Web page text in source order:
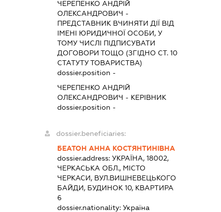
ЧЕРЕПЕНКО АНДРІЙ
ОЛЕКСАНДРОВИЧ -
ПРЕДСТАВНИК ВЧИНЯТИ ДІЇ ВІД
ІМЕНІ ЮРИДИЧНОЇ ОСОБИ, У
ТОМУ ЧИСЛІ ПІДПИСУВАТИ
ДОГОВОРИ ТОЩО (ЗГІДНО СТ. 10
СТАТУТУ ТОВАРИСТВА)
dossier.position -
ЧЕРЕПЕНКО АНДРІЙ
ОЛЕКСАНДРОВИЧ - КЕРІВНИК
dossier.position -
dossier.beneficiaries:
БЕАТОН АННА КОСТЯНТИНІВНА
dossier.address: УКРАЇНА, 18002,
ЧЕРКАСЬКА ОБЛ., МІСТО
ЧЕРКАСИ, ВУЛ.ВИШНЕВЕЦЬКОГО
БАЙДИ, БУДИНОК 10, КВАРТИРА
6
dossier.nationality: Україна